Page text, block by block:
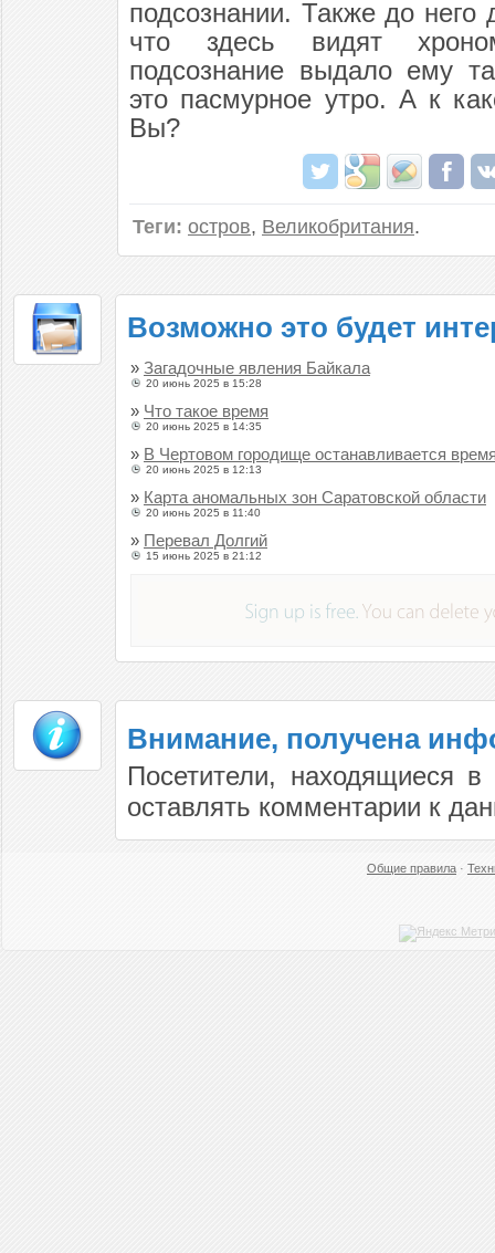
подсознании. Также до
что здесь видят
подсознание выдало ему
это пасмурное утро. А к
Вы?
Теги: остров, Великобритания.
Возможно это будет
» Загадочные явления Байкала
20 июнь 2025 в 15:28
» Что такое время
20 июнь 2025 в 14:35
» В Чертовом городище останавливается
20 июнь 2025 в 12:13
» Карта аномальных зон Саратовской области
20 июнь 2025 в 11:40
» Перевал Долгий
15 июнь 2025 в 21:12
Внимание, получена
Посетители, находящиеся
оставлять комментарии к
Общие правила ·